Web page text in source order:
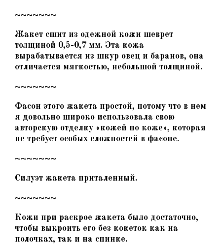
~~~~~~~
Жакет сшит из одежной кожи шеврет
толщиной 0,5-0,7 мм. Эта кожа
вырабатывается из шкур овец и баранов, она
отличается мягкостью, небольшой толщиной.
~~~~~~~
Фасон этого жакета простой, потому что в нем
я довольно широко использовала свою
авторскую отделку «кожей по коже», которая
не требует особых сложностей в фасоне.
~~~~~~~
Силуэт жакета приталенный.
~~~~~~~
Кожи при раскрое жакета было достаточно,
чтобы выкроить его без кокеток как на
полочках, так и на спинке.